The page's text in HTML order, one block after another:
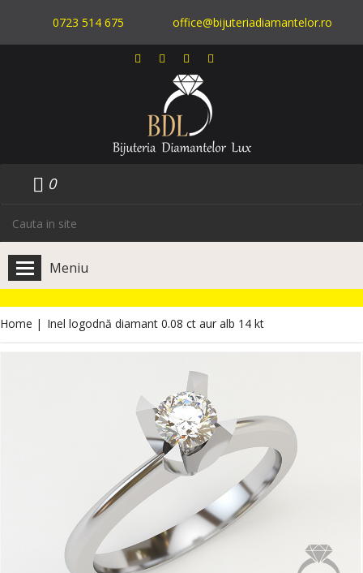
0723 514 675 office@bijuteriadiamantelor.ro
0
Meniu
Home | Inel logodnă diamant 0.08 ct aur alb 14 kt